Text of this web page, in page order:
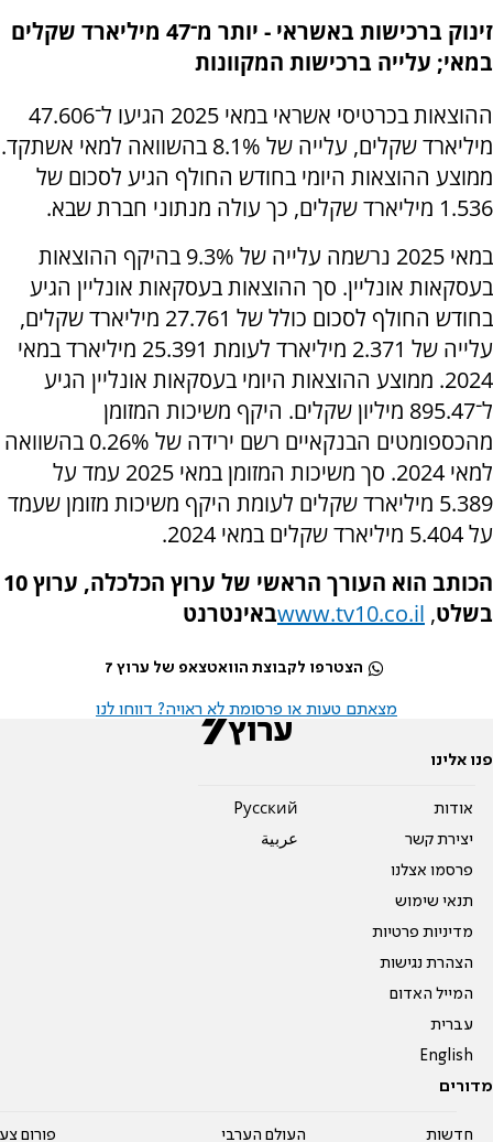
זינוק ברכישות באשראי - יותר מ־47 מיליארד שקלים
במאי; עלייה ברכישות המקוונות
ההוצאות בכרטיסי אשראי במאי 2025 הגיעו ל־47.606
מיליארד שקלים, עלייה של 8.1% בהשוואה למאי אשתקד.
ממוצע ההוצאות היומי בחודש החולף הגיע לסכום של
1.536 מיליארד שקלים, כך עולה מנתוני חברת שבא.
במאי 2025 נרשמה עלייה של 9.3% בהיקף ההוצאות
בעסקאות אונליין. סך ההוצאות בעסקאות אונליין הגיע
בחודש החולף לסכום כולל של 27.761 מיליארד שקלים,
עלייה של 2.371 מיליארד לעומת 25.391 מיליארד במאי
2024. ממוצע ההוצאות היומי בעסקאות אונליין הגיע
ל־895.47 מיליון שקלים. היקף משיכות המזומן
מהכספומטים הבנקאיים רשם ירידה של 0.26% בהשוואה
למאי 2024. סך משיכות המזומן במאי 2025 עמד על
5.389 מיליארד שקלים לעומת היקף משיכות מזומן שעמד
על 5.404 מיליארד שקלים במאי 2024.
הכותב הוא העורך הראשי של ערוץ הכלכלה, ערוץ 10
בשלט,
www.tv10.co.ilבאינטרנט
הצטרפו לקבוצת הוואטצאפ של ערוץ 7
מצאתם טעות או פרסומת לא ראויה? דווחו לנו
פנו אלינו
אודות
יצירת קשר
פרסמו אצלנו
תנאי שימוש
מדיניות פרטיות
הצהרת נגישות
המייל האדום
עברית
English
Pусский
عربية
מדורים
חדשות העולם הערבי פורום